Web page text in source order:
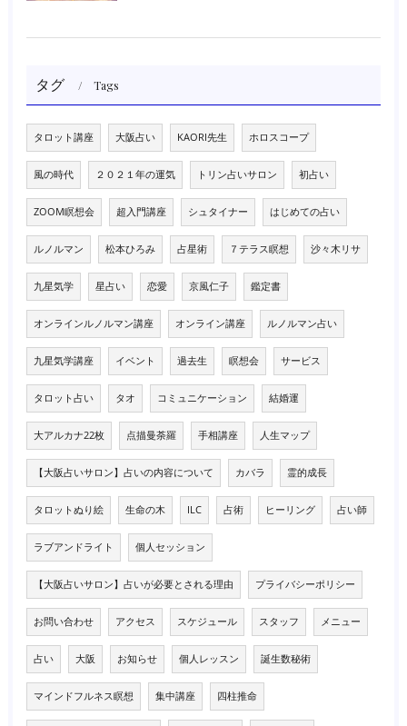
タグ Tags
タロット講座 大阪占い KAORI先生 ホロスコープ
風の時代 ２０２１年の運気 トリン占いサロン 初占い
ZOOM瞑想会 超入門講座 シュタイナー はじめての占い
ルノルマン 松本ひろみ 占星術 ７テラス瞑想 沙々木リサ
九星気学 星占い 恋愛 京風仁子 鑑定書
オンラインルノルマン講座 オンライン講座 ルノルマン占い
九星気学講座 イベント 過去生 瞑想会 サービス
タロット占い タオ コミュニケーション 結婚運
大アルカナ22枚 点描曼荼羅 手相講座 人生マップ
【大阪占いサロン】占いの内容について カバラ 霊的成長
タロットぬり絵 生命の木 ILC 占術 ヒーリング 占い師
ラブアンドライト 個人セッション
【大阪占いサロン】占いが必要とされる理由 プライバシーポリシー
お問い合わせ アクセス スケジュール スタッフ メニュー
占い 大阪 お知らせ 個人レッスン 誕生数秘術
マインドフルネス瞑想 集中講座 四柱推命